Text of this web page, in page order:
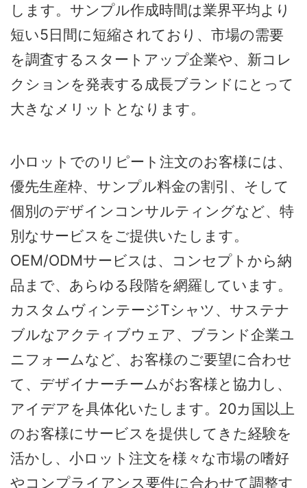
します。サンプル作成時間は業界平均より
短い5日間に短縮されており、市場の需要
を調査するスタートアップ企業や、新コレ
クションを発表する成長ブランドにとって
大きなメリットとなります。
小ロットでのリピート注文のお客様には、
優先生産枠、サンプル料金の割引、そして
個別のデザインコンサルティングなど、特
別なサービスをご提供いたします。
OEM/ODMサービスは、コンセプトから納
品まで、あらゆる段階を網羅しています。
カスタムヴィンテージTシャツ、サステナ
ブルなアクティブウェア、ブランド企業ユ
ニフォームなど、お客様のご要望に合わせ
て、デザイナーチームがお客様と協力し、
アイデアを具体化いたします。20カ国以上
のお客様にサービスを提供してきた経験を
活かし、小ロット注文を様々な市場の嗜好
やコンプライアンス要件に合わせて調整す